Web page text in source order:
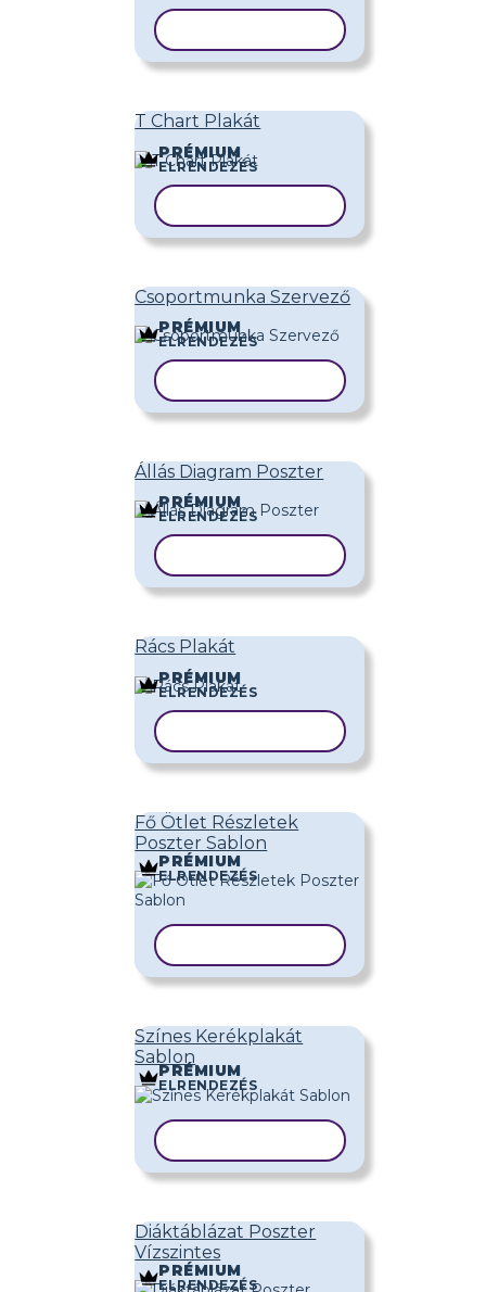
T Chart Plakát
PRÉMIUM
ELRENDEZÉS
Csoportmunka Szervező
PRÉMIUM
ELRENDEZÉS
Állás Diagram Poszter
PRÉMIUM
ELRENDEZÉS
Rács Plakát
PRÉMIUM
ELRENDEZÉS
Fő Ötlet Részletek
Poszter Sablon
PRÉMIUM
ELRENDEZÉS
Színes Kerékplakát
Sablon
PRÉMIUM
ELRENDEZÉS
Diáktáblázat Poszter
Vízszintes
PRÉMIUM
ELRENDEZÉS